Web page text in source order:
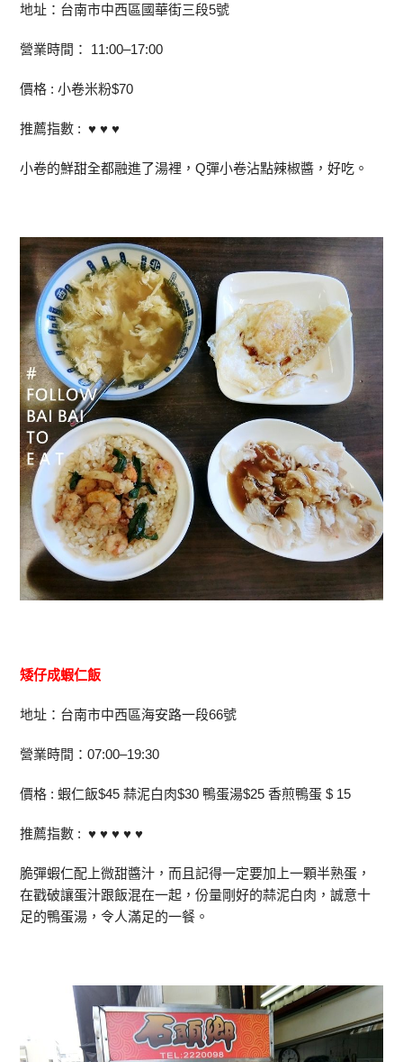
地址：台南市中西區國華街三段5號
營業時間： 11:00–17:00
價格 : 小卷米粉$70
推薦指數 : ♥ ♥ ♥
小卷的鮮甜全都融進了湯裡，Q彈小卷沾點辣椒醬，好吃。
矮仔成蝦仁飯
地址：台南市中西區海安路一段66號
營業時間：07:00–19:30
價格 : 蝦仁飯$45 蒜泥白肉$30 鴨蛋湯$25 香煎鴨蛋 $ 15
推薦指數 : ♥ ♥ ♥ ♥ ♥
脆彈蝦仁配上微甜醬汁，而且記得一定要加上一顆半熟蛋，
在戳破讓蛋汁跟飯混在一起，份量剛好的蒜泥白肉，誠意十
足的鴨蛋湯，令人滿足的一餐。